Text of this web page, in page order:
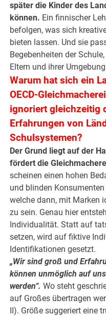
später die Kinder des
können. Ein finnischer
befolgen, was sich
bieten lassen. Und sie
Begebenheiten der
Eltern und ihrer
Warum hat sich ein
OECD-
ignoriert gleichzeitig
Erfahrungen von
Schulsystemen?
Der Grund liegt auf der
fördert die
scheinen einen hohen
und blinden
welche dann, mit Marken
zu sein. Genau hier
Individualität. Statt auf
setzen, wird auf fiktive
Identifikationen gesetzt.
„Wir sind groß und
können unmöglich auf
werden“. Wo steht
auf Großes übertragen
II). Größe suggeriert eine